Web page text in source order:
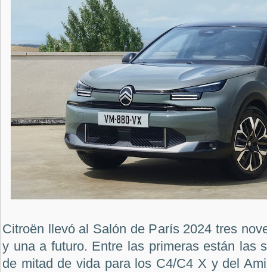
Citroën llevó al Salón de París 2024 tres
y una a futuro. Entre las primeras están las
de mitad de vida para los C4/C4 X y del